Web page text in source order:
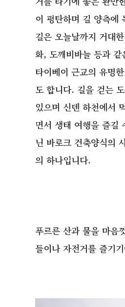
이 평탄하며 길 양측에
길은 오늘날까지 거대
화, 도깨비바늘 등과
타이베이 근교의 유명
도 합니다. 길을 걷는
있으며 신덴 하천에서
면서 생태 여행을 즐길
닌 바로크 건축양식의
의 하나입니다.
푸르른 산과 물을 마음
들이나 자전거를 즐기